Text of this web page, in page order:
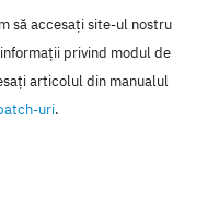
să accesaţi site-ul nostru
privind modul de
articolul din manualul
uri.